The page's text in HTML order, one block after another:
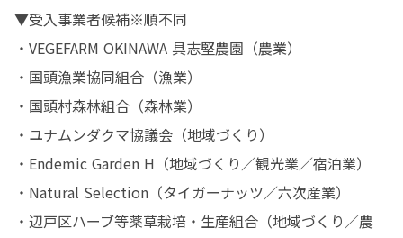
▼受入事業者候補※順不同
・VEGEFARM OKINAWA 具志堅農園（農業）
・国頭漁業協同組合（漁業）
・国頭村森林組合（森林業）
・ユナムンダクマ協議会（地域づくり）
・Endemic Garden H（地域づくり／観光業／宿泊業）
・Natural Selection（タイガーナッツ／六次産業）
・辺戸区ハーブ等薬草栽培・生産組合（地域づくり／農